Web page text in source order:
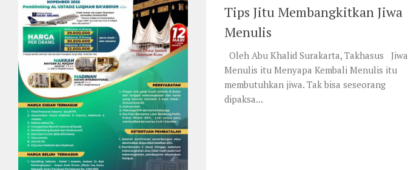
Tips Jitu Membangkitkan Jiwa
Menulis
Oleh Abu Khalid Surakarta, Takhasus Jiwa
Menulis itu Menyapa Kembali Menulis itu
membutuhkan jiwa. Tak bisa seseorang
dipaksa...